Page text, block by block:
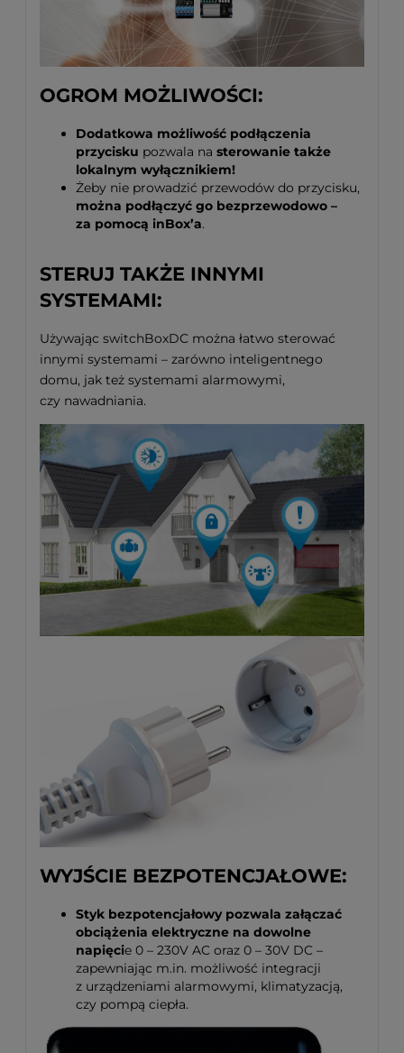
OGROM MOŻLIWOŚCI:
Dodatkowa możliwość podłączenia
przycisku pozwala na sterowanie także
lokalnym wyłącznikiem!
Żeby nie prowadzić przewodów do przycisku,
można podłączyć go bezprzewodowo –
za pomocą inBox’a.
STERUJ TAKŻE INNYMI
SYSTEMAMI:
Używając switchBoxDC można łatwo sterować
innymi systemami – zarówno inteligentnego
domu, jak też systemami alarmowymi,
czy nawadniania.
WYJŚCIE BEZPOTENCJAŁOWE:
Styk bezpotencjałowy pozwala załączać
obciążenia elektryczne na dowolne
napięcie 0 – 230V AC oraz 0 – 30V DC –
zapewniając m.in. możliwość integracji
z urządzeniami alarmowymi, klimatyzacją,
czy pompą ciepła.